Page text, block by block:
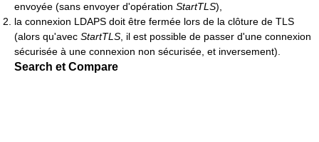
envoyée (sans envoyer d'opération StartTLS),
la connexion LDAPS doit être fermée lors de la clôture de TLS
(alors qu'avec StartTLS , il est possible de passer d'une connexion
sécurisée à une connexion non sécurisée, et inversement).
Search et Compare